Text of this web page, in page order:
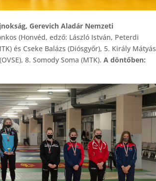
Gerevich Aladár Nemzeti
(Honvéd, edző: László István, Peterdi
és Cseke Balázs (Diósgyőr), 5. Király Mátyás
8. Somody Soma (MTK).A döntőben: